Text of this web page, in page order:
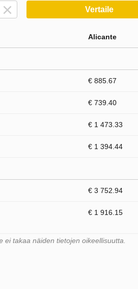
Vertaile
Alicante
€ 885.67
€ 739.40
€ 1 473.33
€ 1 394.44
€ 3 752.94
€ 1 916.15
takaa näiden tietojen oikeellisuutta.